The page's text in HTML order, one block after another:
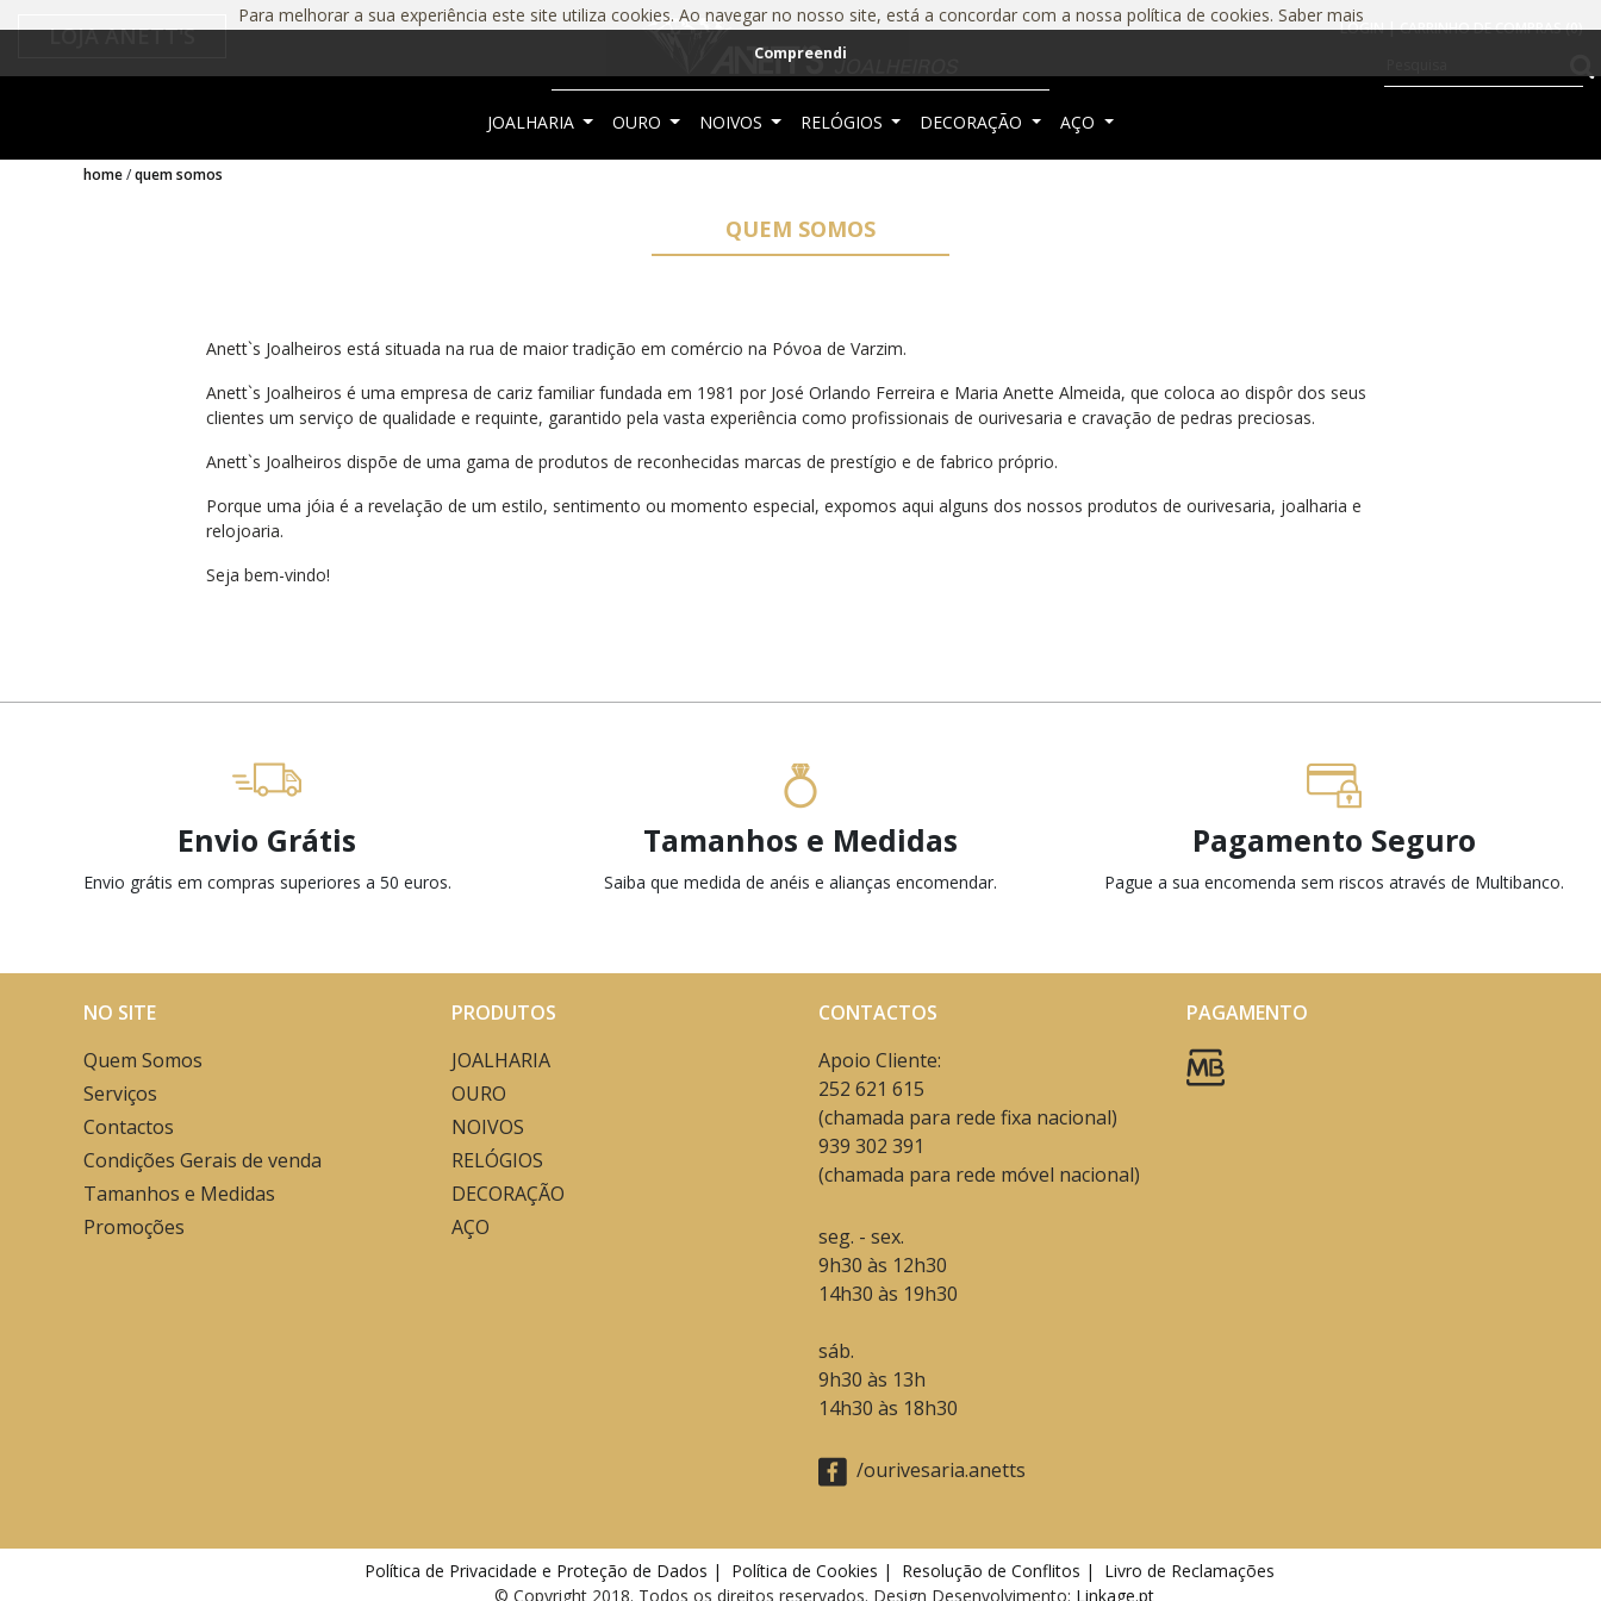
Para melhorar a sua experiência este site utiliza cookies. Ao navegar no nosso site, está a concordar com a nossa política de cookies. Saber mais
Compreendi
LOJA ANETT'S LOGIN |CARRINHO DE COMPRAS (0)
JOALHARIA OURO NOIVOS RELÓGIOS DECORAÇÃO AÇO
home quem somos
QUEM SOMOS
Anett`s Joalheiros está situada na rua de maior tradição em comércio na Póvoa de Varzim.
Anett`s Joalheiros é uma empresa de cariz familiar fundada em 1981 por José Orlando Ferreira e Maria Anette Almeida, que coloca ao dispôr dos seus
clientes um serviço de qualidade e requinte, garantido pela vasta experiência como profissionais de ourivesaria e cravação de pedras preciosas.
Anett`s Joalheiros dispõe de uma gama de produtos de reconhecidas marcas de prestígio e de fabrico próprio.
Porque uma jóia é a revelação de um estilo, sentimento ou momento especial, expomos aqui alguns dos nossos produtos de ourivesaria, joalharia e
relojoaria.
Seja bem-vindo!
Envio Grátis
Envio grátis em compras superiores a 50 euros.
Tamanhos e Medidas
Saiba que medida de anéis e alianças encomendar.
Pagamento Seguro
Pague a sua encomenda sem riscos através de Multibanco.
NO SITE
Quem Somos
Serviços
Contactos
Condições Gerais de venda
Tamanhos e Medidas
Promoções
PRODUTOS
JOALHARIA
OURO
NOIVOS
RELÓGIOS
DECORAÇÃO
AÇO
CONTACTOS
Apoio Cliente:
252 621 615
(chamada para rede fixa nacional)
939 302 391
(chamada para rede móvel nacional)
seg. - sex.
9h30 às 12h30
14h30 às 19h30
sáb.
9h30 às 13h
14h30 às 18h30
/ourivesaria.anetts
PAGAMENTO
Política de Privacidade e Proteção de Dados | Política de Cookies | Resolução de Conflitos |
Livro de Reclamações
© Copyright 2018. Todos os direitos reservados. Design Desenvolvimento: Linkage.pt